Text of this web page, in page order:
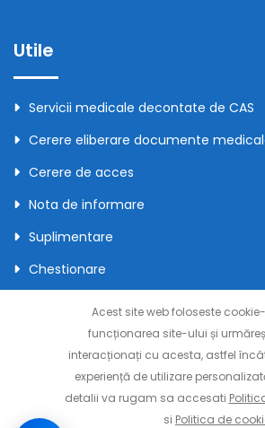
Acest site web foloseste
funcționarea site-ului și
interacționați cu acesta, astfel
experiență de utilizare
detalii va rugam sa accesati
si Politica de
Utile
Servicii medicale decontate de CAS
Cerere eliberare documente
Cerere de acces
Nota de informare
Suplimentare
Chestionare